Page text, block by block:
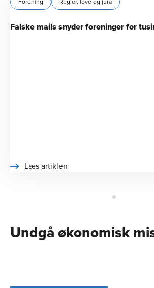
Forening Regler, love og jura
Falske mails snyder foreninger for
Læs artiklen
Undgå økonomisk